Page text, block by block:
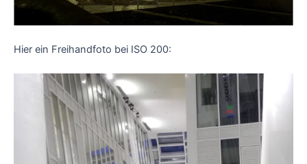
Hier ein Freihandfoto bei ISO 200: